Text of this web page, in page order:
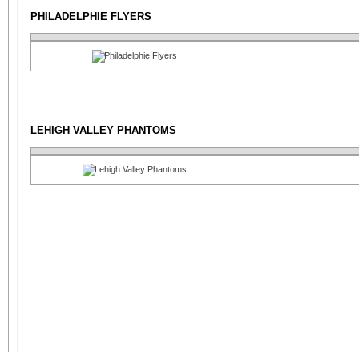
PHILADELPHIE FLYERS
LEHIGH VALLEY PHANTOMS